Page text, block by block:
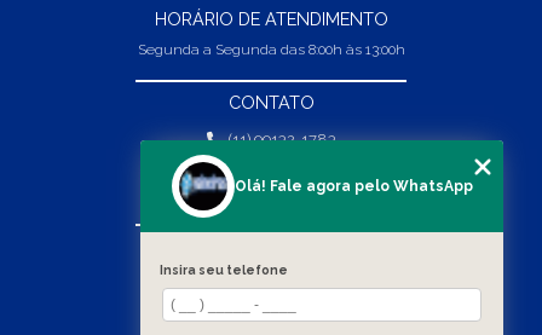
HORÁRIO DE ATENDIMENTO
Segunda a Segunda das 8:00h às 13:00h
CONTATO
(11) 99132-1783
(11) 99132-1783
vendas@abpaineiras.com.br
SOBRE NÓS
Olá! Fale agora pelo WhatsApp
Insira seu telefone